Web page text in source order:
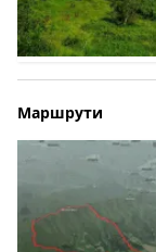
Маршрути